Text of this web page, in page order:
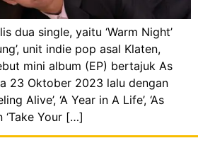
dua single, yaitu ‘Warm Night’
unit indie pop asal Klaten,
mini album (EP) bertajuk As
23 Oktober 2023 lalu dengan
Alive’, ‘A Year in A Life’, ‘As
‘Take Your […]